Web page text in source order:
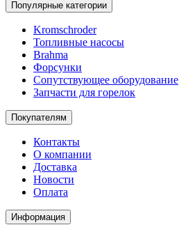
Популярные категории
Kromschroder
Топливные насосы
Brahma
Форсунки
Сопутствующее оборудование
Запчасти для горелок
Покупателям
Контакты
О компании
Доставка
Новости
Оплата
Информация